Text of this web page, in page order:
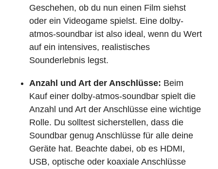
Geschehen, ob du nun einen Film siehst
oder ein Videogame spielst. Eine dolby-
atmos-soundbar ist also ideal, wenn du Wert
auf ein intensives, realistisches
Sounderlebnis legst.
Anzahl und Art der Anschlüsse: Beim
Kauf einer dolby-atmos-soundbar spielt die
Anzahl und Art der Anschlüsse eine wichtige
Rolle. Du solltest sicherstellen, dass die
Soundbar genug Anschlüsse für alle deine
Geräte hat. Beachte dabei, ob es HDMI,
USB, optische oder koaxiale Anschlüsse